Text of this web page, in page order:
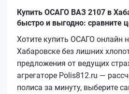
Купить ОСАГО ВАЗ 2107 в
быстро и выгодно: сравните
Хотите купить ОСАГО онлайн
Хабаровске без лишних
предложения от ведущих
агрегаторе Polis812.ru —
полиса за минуту, выберите